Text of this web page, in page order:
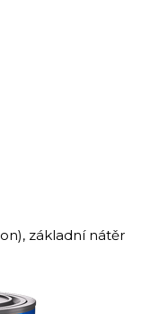
základní nátěr